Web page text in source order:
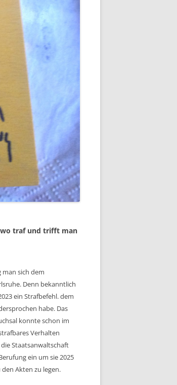
wo traf und trifft man
sich dem
Denn bekanntlich
ein Strafbefehl. dem
habe. Das
konnte schon im
Verhalten
Staatsanwaltschaft
ein um sie 2025
Akten zu legen.